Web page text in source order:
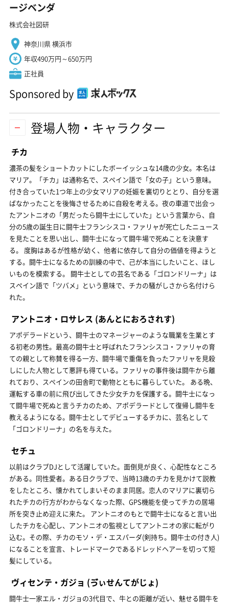
ージベンダ
株式会社図研
神奈川県 横浜市
年収490万円～650万円
正社員
Sponsored by
登場人物・キャラクター
チカ
濃茶の髪をショートカットにしたボーイッシュな14歳の少女。本名は
マリア。「チカ」は通称名で、スペイン語で「女の子」という意味。
付き合っていた1つ年上の少女マリアの妊娠を裏切りととり、自分を選
ばなかったことを後悔させるために自殺を考える。夜の車道で出会っ
たアントニオの「男だったら闘牛士にしていた」という言葉から、自
分の5歳の誕生日に闘牛士フランシスコ・ファリャが死亡したニュース
を見たことを思い出し、闘牛士になって闘牛場で死ぬことを決意す
る。 度胸はあるが性格が幼く、他者に依存して自分の価値を得ようと
する。闘牛士になるための訓練の中で、己が本当にしたいこと、ほし
いものを模索する。 闘牛士としての芸名である「ゴロンドリーナ」は
スペイン語で「ツバメ」という意味で、チカの騒がしさから名付けら
れた。
アントニオ・ロサレス (あんとにおろされす)
アポデラードという、闘牛士のマネージャーのような職業を生業とす
る初老の男性。最高の闘牛士と呼ばれたフランシスコ・ファリャの育
ての親として称賛を得る一方、闘牛場で重傷を負ったファリャを見殺
しにした人物として悪評も得ている。ファリャの事件後は闘牛から離
れており、スペインの田舎町で動物とともに暮らしていた。 ある晩、
運転する車の前に飛び出してきた少女チカを保護する。闘牛士になっ
て闘牛場で死ぬと言うチカのため、アポデラードとして復帰し闘牛を
教えるようになる。闘牛士としてデビューするチカに、芸名として
「ゴロンドリーナ」の名を与えた。
セチュ
以前はクラブDJとして活躍していた。面倒見が良く、心配性なところ
がある。同性愛者。ある日クラブで、当時13歳のチカを見かけて説教
をしたところ、懐かれてしまいそのまま同居。恋人のマリアに裏切ら
れたチカの行方がわからなくなった際、GPS機能を使ってチカの居場
所を突き止め迎えに来た。 アントニオのもとで闘牛士になると言い出
したチカを心配し、アントニオの監視としてアントニオの家に転がり
込む。その際、チカのモソ・デ・エスパーダ(剣持ち。闘牛士の付き人)
になることを宣言、トレードマークであるドレッドヘアーを切って短
髪にしている。
ヴィセンテ・ガジョ (ゔぃせんてがじょ)
闘牛士一家エル・ガジョの3代目で、牛との距離が近い、魅せる闘牛を